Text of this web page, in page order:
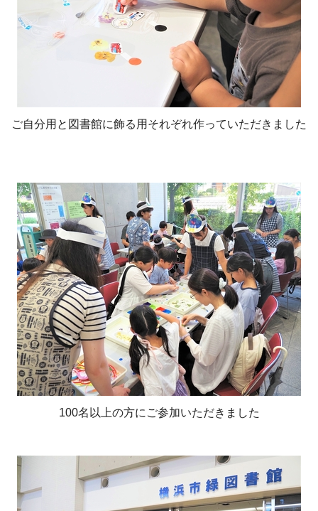
ご自分用と図書館に飾る用それぞれ作っていただきました
100名以上の方にご参加いただきました